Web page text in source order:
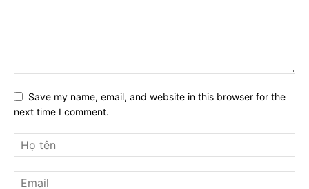
Save my name, email, and website in this browser for the
next time I comment.